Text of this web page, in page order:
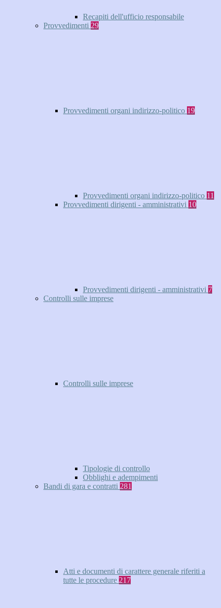
Recapiti dell'ufficio responsabile
Provvedimenti 29
Provvedimenti organi indirizzo-politico 19
Provvedimenti organi indirizzo-politico 11
Provvedimenti dirigenti - amministrativi 10
Provvedimenti dirigenti - amministrativi 7
Controlli sulle imprese
Controlli sulle imprese
Tipologie di controllo
Obblighi e adempimenti
Bandi di gara e contratti 281
Atti e documenti di carattere generale riferiti a
tutte le procedure 217